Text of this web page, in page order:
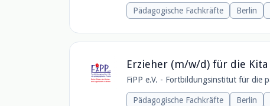
Pädagogische Fachkräfte Berlin
Erzieher (m/w/d) für die
FiPP e.V. - Fortbildungsinstitut für die
Pädagogische Fachkräfte Berlin